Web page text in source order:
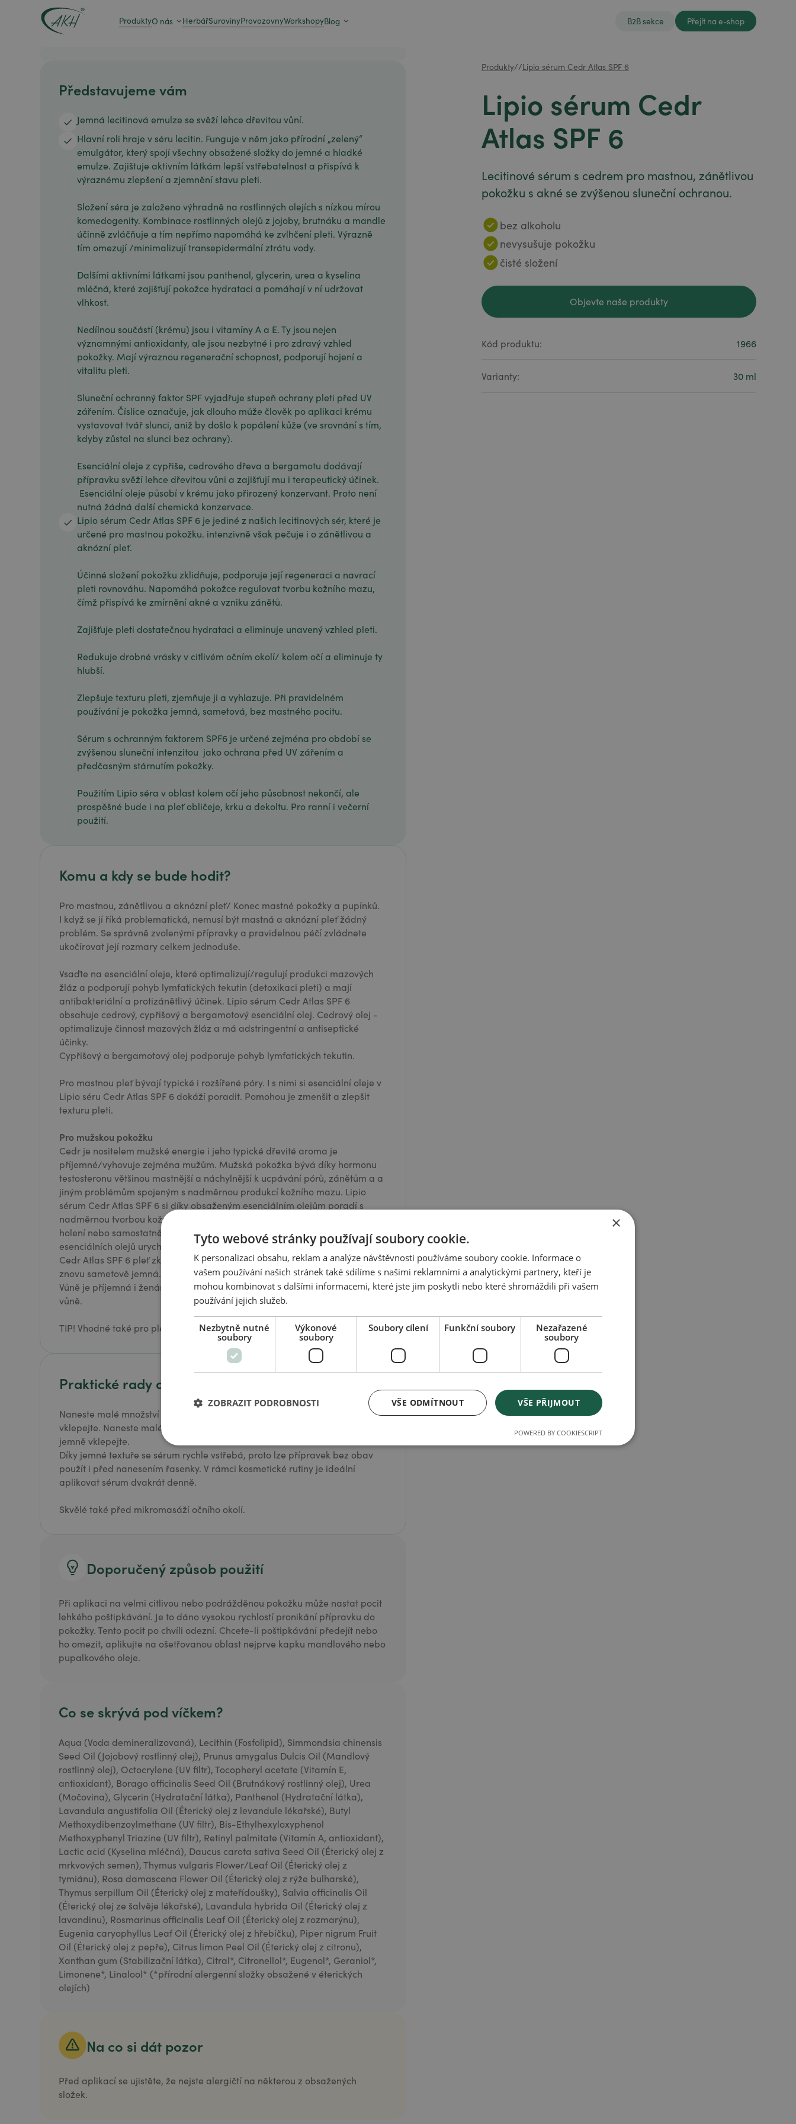
ProduktyO nás HerbářSurovinyProvozovnyWorkshopyBlog B2B sekce Přejít na e-shop
Představujeme vám
Jemná lecitinová emulze se svěží lehce dřevitou vůní.
Hlavní roli hraje v séru lecitin. Funguje v něm jako přírodní „zelený“
emulgátor, který spojí všechny obsažené složky do jemné a hladké
emulze. Zajištuje aktivním látkám lepší vstřebatelnost a přispívá k
výraznému zlepšení a zjemnění stavu pleti.
Složení séra je založeno výhradně na rostlinných olejích s nízkou mírou
komedogenity. Kombinace rostlinných olejů z jojoby, brutnáku a mandle
účinně zvláčňuje a tím nepřímo napomáhá ke zvlhčení pleti. Výrazně
tím omezují /minimalizují transepidermální ztrátu vody.
Dalšími aktivními látkami jsou panthenol, glycerin, urea a kyselina
mléčná, které zajišťují pokožce hydrataci a pomáhají v ní udržovat
vlhkost.
Nedílnou součástí (krému) jsou i vitamíny A a E. Ty jsou nejen
významnými antioxidanty, ale jsou nezbytné i pro zdravý vzhled
pokožky. Mají výraznou regenerační schopnost, podporují hojení a
vitalitu pleti.
Sluneční ochranný faktor SPF vyjadřuje stupeň ochrany pleti před UV
zářením. Číslice označuje, jak dlouho může člověk po aplikaci krému
vystavovat tvář slunci, aniž by došlo k popálení kůže (ve srovnání s tím,
kdyby zůstal na slunci bez ochrany).
Esenciální oleje z cypřiše, cedrového dřeva a bergamotu dodávají
přípravku svěží lehce dřevitou vůni a zajišťují mu i terapeutický účinek.
Esenciální oleje působí v krému jako přirozený konzervant. Proto není
nutná žádná další chemická konzervace.
Lipio sérum Cedr Atlas SPF 6 je jediné z našich lecitinových sér, které je
určené pro mastnou pokožku. intenzivně však pečuje i o zánětlivou a
aknózní pleť.
Účinné složení pokožku zklidňuje, podporuje její regeneraci a navrací
pleti rovnováhu. Napomáhá pokožce regulovat tvorbu kožního mazu,
čímž přispívá ke zmírnění akné a vzniku zánětů.
Zajišťuje pleti dostatečnou hydrataci a eliminuje unavený vzhled pleti.
Redukuje drobné vrásky v citlivém očním okolí/ kolem očí a eliminuje ty
hlubší.
Zlepšuje texturu pleti, zjemňuje ji a vyhlazuje. Při pravidelném
používání je pokožka jemná, sametová, bez mastného pocitu.
Sérum s ochranným faktorem SPF6 je určené zejména pro období se
zvýšenou sluneční intenzitou jako ochrana před UV zářením a
předčasným stárnutím pokožky.
Použitím Lipio séra v oblast kolem očí jeho působnost nekončí, ale
prospěšné bude i na pleť obličeje, krku a dekoltu. Pro ranní i večerní
použití.
Komu a kdy se bude hodit?
Pro mastnou, zánětlivou a aknózní pleť/ Konec mastné pokožky a pupínků.
I když se jí říká problematická, nemusí být mastná a aknózní pleť žádný
problém. Se správně zvolenými přípravky a pravidelnou péčí zvládnete
ukočírovat její rozmary celkem jednoduše.
Vsaďte na esenciální oleje, které optimalizují/regulují produkci mazových
žláz a podporují pohyb lymfatických tekutin (detoxikaci pleti) a mají
antibakteriální a protizánětlivý účinek. Lipio sérum Cedr Atlas SPF 6
obsahuje cedrový, cypřišový a bergamotový esenciální olej. Cedrový olej -
optimalizuje činnost mazových žláz a má adstringentní a antiseptické
účinky.
Cypřišový a bergamotový olej podporuje pohyb lymfatických tekutin.
Pro mastnou pleť bývají typické i rozšířené póry. I s nimi si esenciální oleje v
Lipio séru Cedr Atlas SPF 6 dokáží poradit. Pomohou je zmenšit a zlepšit
texturu pleti.
Pro mužskou pokožku
Cedr je nositelem mužské energie i jeho typické dřevité aroma je
příjemné/vyhovuje zejména mužům. Mužská pokožka bývá díky hormonu
testosteronu většinou mastnější a náchylnější k ucpávání pórů, zánětům a a
jiným problémům spojeným s nadměrnou produkcí kožního mazu. Lipio
sérum Cedr Atlas SPF 6 si díky obsaženým esenciálním olejům poradí s
nadměrnou tvorbou kožního mazu. Použijte ho jako pečující přípravek po
holení nebo samostatně jako lehký krém na obličej. Kombinace lecitínů a
esenciálních olejů urychluje hojení drobných ranek po holení. Lipio sérum
Cedr Atlas SPF 6 pleť zklidní, obnoví její ochranou bariéru a pokožka bude
znovu sametově jemná.
Vůně je příjemná i ženám. Zejména těm, které nemají rádi sladké květinové
vůně.
TIP! Vhodné také pro pleť teenagerů.
Praktické rady a použití
Naneste malé množství séra na oblast kolem očí a konečky prstů jemně
vklepejte. Naneste malé množství séra na oblast kolem očí a konečky prstů
jemně vklepejte.
Díky jemné textuře se sérum rychle vstřebá, proto lze přípravek bez obav
použít i před nanesením řasenky. V rámci kosmetické rutiny je ideální
aplikovat sérum dvakrát denně.
Skvělé také před mikromasáží očního okolí.
Doporučený způsob použití
Při aplikaci na velmi citlivou nebo podrážděnou pokožku může nastat pocit
lehkého poštipkávání. Je to dáno vysokou rychlostí pronikání přípravku do
pokožky. Tento pocit po chvíli odezní. Chcete-li poštipkávání předejít nebo
ho omezit, aplikujte na ošetřovanou oblast nejprve kapku mandlového nebo
pupalkového oleje.
Co se skrývá pod víčkem?
Aqua (Voda demineralizovaná), Lecithin (Fosfolipid), Simmondsia chinensis
Seed Oil (Jojobový rostlinný olej), Prunus amygalus Dulcis Oil (Mandlový
rostlinný olej), Octocrylene (UV filtr), Tocopheryl acetate (Vitamín E,
antioxidant), Borago officinalis Seed Oil (Brutnákový rostlinný olej), Urea
(Močovina), Glycerin (Hydratační látka), Panthenol (Hydratační látka),
Lavandula angustifolia Oil (Éterický olej z levandule lékařské), Butyl
Methoxydibenzoylmethane (UV filtr), Bis-Ethylhexyloxyphenol
Methoxyphenyl Triazine (UV filtr), Retinyl palmitate (Vitamín A, antioxidant),
Lactic acid (Kyselina mléčná), Daucus carota sativa Seed Oil (Éterický olej z
mrkvových semen), Thymus vulgaris Flower/Leaf Oil (Éterický olej z
tymiánu), Rosa damascena Flower Oil (Éterický olej z rýže bulharské),
Thymus serpillum Oil (Éterický olej z mateřídoušky), Salvia officinalis Oil
(Éterický olej ze šalvěje lékařské), Lavandula hybrida Oil (Éterický olej z
lavandinu), Rosmarinus officinalis Leaf Oil (Éterický olej z rozmarýnu),
Eugenia caryophyllus Leaf Oil (Éterický olej z hřebíčku), Piper nigrum Fruit
Oil (Éterický olej z pepře), Citrus limon Peel Oil (Éterický olej z citronu),
Xanthan gum (Stabilizační látka), Citral*, Citronellol*, Eugenol*, Geraniol*,
Limonene*, Linalool* (*přírodní alergenní složky obsažené v éterických
olejích)
Na co si dát pozor
Před aplikací se ujistěte, že nejste alergičtí na některou z obsažených
složek.
Produkty//Lipio sérum Cedr Atlas SPF 6
Lipio sérum Cedr
Atlas SPF 6
Lecitinové sérum s cedrem pro mastnou, zánětlivou
pokožku s akné se zvýšenou sluneční ochranou.
bez alkoholu
nevysušuje pokožku
čisté složení
Objevte naše produkty
Objevte naše produkty
Kód produktu: 1966
Varianty: 30 ml
×
Tyto webové stránky používají soubory cookie.
K personalizaci obsahu, reklam a analýze návštěvnosti používáme soubory cookie. Informace o
vašem používání našich stránek také sdílíme s našimi reklamními a analytickými partnery, kteří je
mohou kombinovat s dalšími informacemi, které jste jim poskytli nebo které shromáždili při vašem
používání jejich služeb.
Nezbytně nutné
soubory
Výkonové
soubory
Soubory cílení Funkční soubory
Nezařazené
soubory
VŠE PŘIJMOUT
VŠE ODMÍTNOUT
ZOBRAZIT PODROBNOSTI
POWERED BY COOKIESCRIPT